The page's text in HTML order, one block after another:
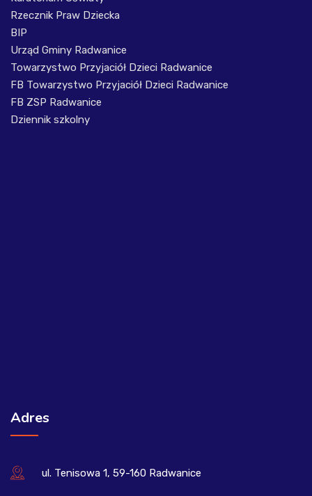
Rzecznik Praw Dziecka
BIP
Urząd Gminy Radwanice
Towarzystwo Przyjaciół Dzieci Radwanice
FB Towarzystwo Przyjaciół Dzieci Radwanice
FB ZSP Radwanice
Dziennik szkolny
Adres
ul. Tenisowa 1, 59-160 Radwanice